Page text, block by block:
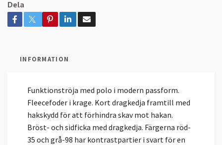
Dela
INFORMATION
Funktionströja med polo i modern passform.
Fleecefoder i krage. Kort dragkedja framtill med
hakskydd för att förhindra skav mot hakan.
Bröst- och sidficka med dragkedja. Färgerna röd-
35 och grå-98 har kontrastpartier i svart för en